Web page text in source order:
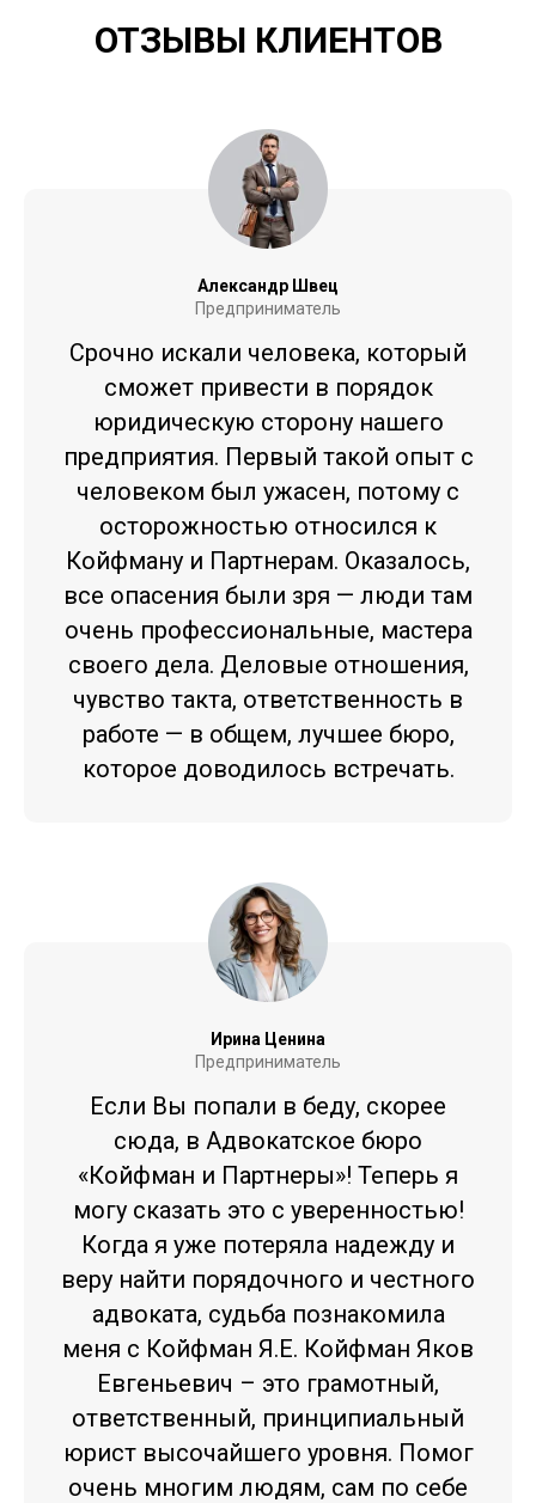
ОТЗЫВЫ КЛИЕНТОВ
Александр Швец
Предприниматель
Срочно искали человека, который
сможет привести в порядок
юридическую сторону нашего
предприятия. Первый такой опыт с
человеком был ужасен, потому с
осторожностью относился к
Койфману и Партнерам. Оказалось,
все опасения были зря — люди там
очень профессиональные, мастера
своего дела. Деловые отношения,
чувство такта, ответственность в
работе — в общем, лучшее бюро,
которое доводилось встречать.
Ирина Ценина
Предприниматель
Если Вы попали в беду, скорее
сюда, в Адвокатское бюро
«Койфман и Партнеры»! Теперь я
могу сказать это с уверенностью!
Когда я уже потеряла надежду и
веру найти порядочного и честного
адвоката, судьба познакомила
меня с Койфман Я.Е. Койфман Яков
Евгеньевич – это грамотный,
ответственный, принципиальный
юрист высочайшего уровня. Помог
очень многим людям, сам по себе